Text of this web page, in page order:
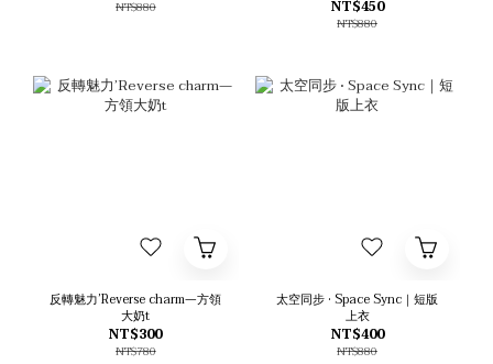
NT$880 NT$450
NT$880
反轉魅力’Reverse charm—方領
大奶t
NT$300
NT$780
太空同步 • Space Sync｜短版
上衣
NT$400
NT$880